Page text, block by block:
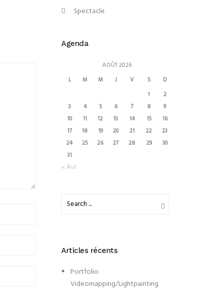
Spectacle
Agenda
AOÛT 2026
L M M J V S
D
1
2
3
4 5 6 7 8
9
10
11 12 13 14 15
16
17
18 19 20 21 22
23
24
25 26 27 28 29
30
31
« Avr
Articles récents
Portfolio
Videomapping/Lightpainting